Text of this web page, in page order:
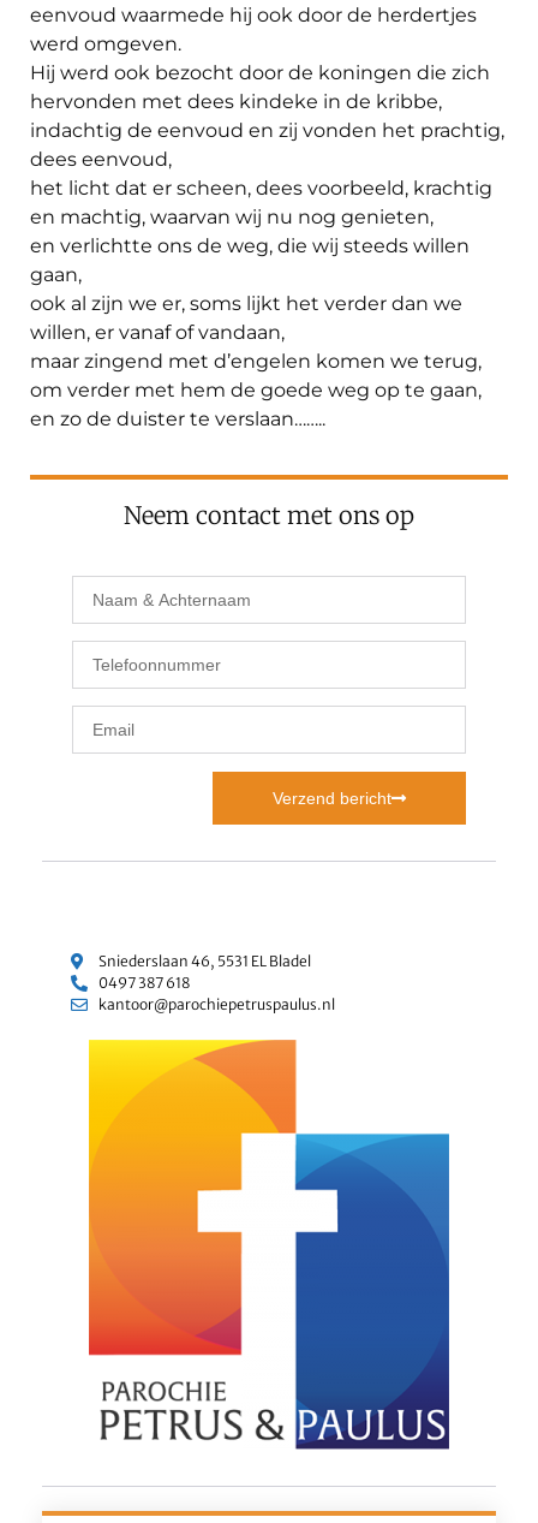
eenvoud waarmede hij ook door de herdertjes
werd omgeven.
Hij werd ook bezocht door de koningen die zich
hervonden met dees kindeke in de kribbe,
indachtig de eenvoud en zij vonden het prachtig,
dees eenvoud,
het licht dat er scheen, dees voorbeeld, krachtig
en machtig, waarvan wij nu nog genieten,
en verlichtte ons de weg, die wij steeds willen
gaan,
ook al zijn we er, soms lijkt het verder dan we
willen, er vanaf of vandaan,
maar zingend met d’engelen komen we terug,
om verder met hem de goede weg op te gaan,
en zo de duister te verslaan……..
Neem contact met ons op
Verzend bericht
Sniederslaan 46, 5531 EL Bladel
0497 387 618
kantoor@parochiepetruspaulus.nl